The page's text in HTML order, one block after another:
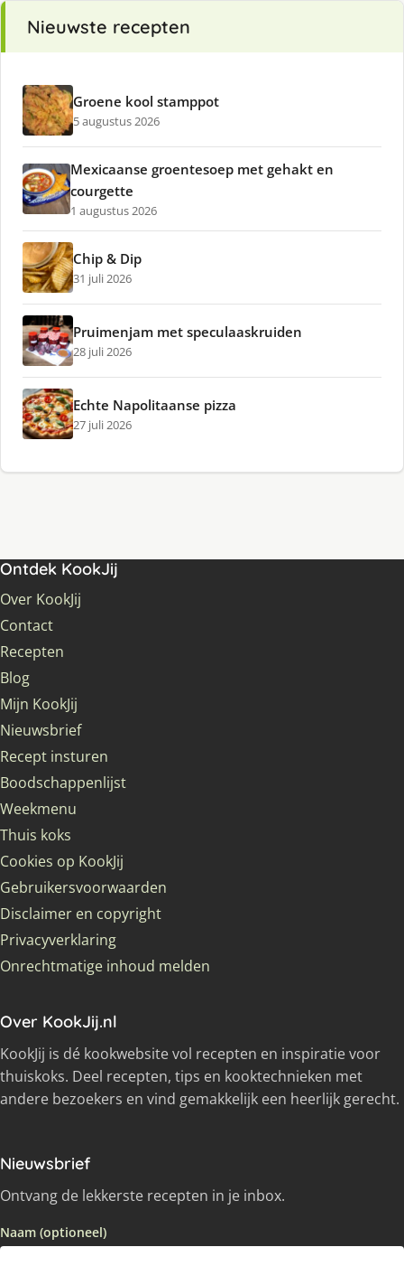
Nieuwste recepten
Groene kool stamppot
5 augustus 2026
Mexicaanse groentesoep met gehakt en
courgette
1 augustus 2026
Chip & Dip
31 juli 2026
Pruimenjam met speculaaskruiden
28 juli 2026
Echte Napolitaanse pizza
27 juli 2026
Ontdek KookJij
Over KookJij
Contact
Recepten
Blog
Mijn KookJij
Nieuwsbrief
Recept insturen
Boodschappenlijst
Weekmenu
Thuis koks
Cookies op KookJij
Gebruikersvoorwaarden
Disclaimer en copyright
Privacyverklaring
Onrechtmatige inhoud melden
Over KookJij.nl
KookJij is dé kookwebsite vol recepten en inspiratie voor
thuiskoks. Deel recepten, tips en kooktechnieken met
andere bezoekers en vind gemakkelijk een heerlijk gerecht.
Nieuwsbrief
Ontvang de lekkerste recepten in je inbox.
Naam (optioneel)